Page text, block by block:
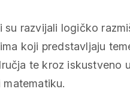
razvijali logičko
koji predstavljaju
te kroz iskustveno